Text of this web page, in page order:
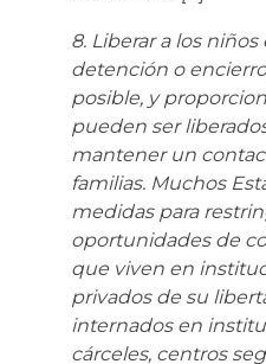
8. Liberar a los
detención o
posible, y
pueden ser
mantener un
familias. Muchos
medidas para
oportunidades de
que viven en
privados de su
internados en
cárceles, centros